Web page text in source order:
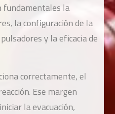
fundamentales la
la configuración de la
y la eficacia de
correctamente, el
Ese margen
la evacuación,